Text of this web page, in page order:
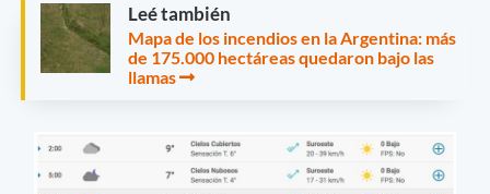
Leé también
Mapa de los incendios en la Argentina: más
de 175.000 hectáreas quedaron bajo las
llamas